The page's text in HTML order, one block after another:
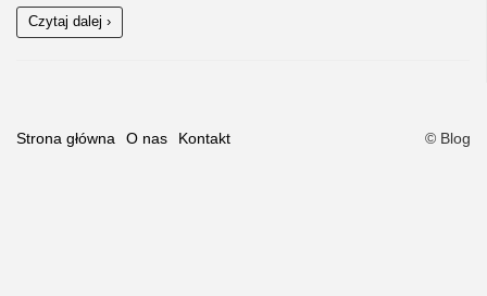
Czytaj dalej ›
Strona główna O nas Kontakt © Blog